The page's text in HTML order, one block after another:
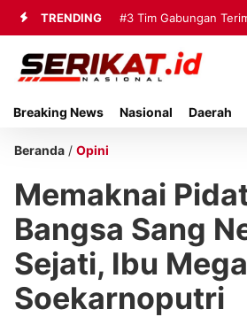
TRENDING #3 Tim Gabungan
Korban Evakuasi KM
Breaking News Nasional Daerah
Beranda / Opini
Memaknai
Bangsa Sang
Sejati, Ibu
Soekarnoputri